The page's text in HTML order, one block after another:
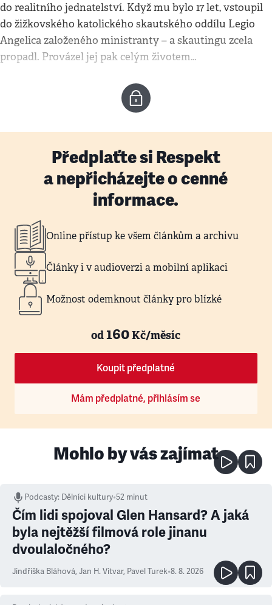
do realitního jednatelství. Když mu bylo 17 let, vstoupil
do žižkovského katolického skautského oddílu Legio
Angelica založeného ministranty – a skautingu zcela
propadl. Provázel jej pak celým životem…
Předplaťte si Respekt
a nepřicházejte o cenné
informace.
Online přístup ke všem článkům a archivu
Články i v audioverzi a mobilní aplikaci
Možnost odemknout články pro blízké
od160Kč/měsíc
Koupit předplatné
Mám předplatné, přihlásím se
Mohlo by vás zajímat
Podcasty: Dělníci kultury•52 minut
Čím lidi spojoval Glen Hansard? A jaká
byla nejtěžší filmová role jinanu
dvoulaločného?
Jindřiška Bláhová, Jan H. Vitvar, Pavel Turek•8. 8. 2026